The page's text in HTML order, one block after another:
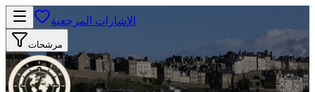
الإشارات المرجعية
مرشحات